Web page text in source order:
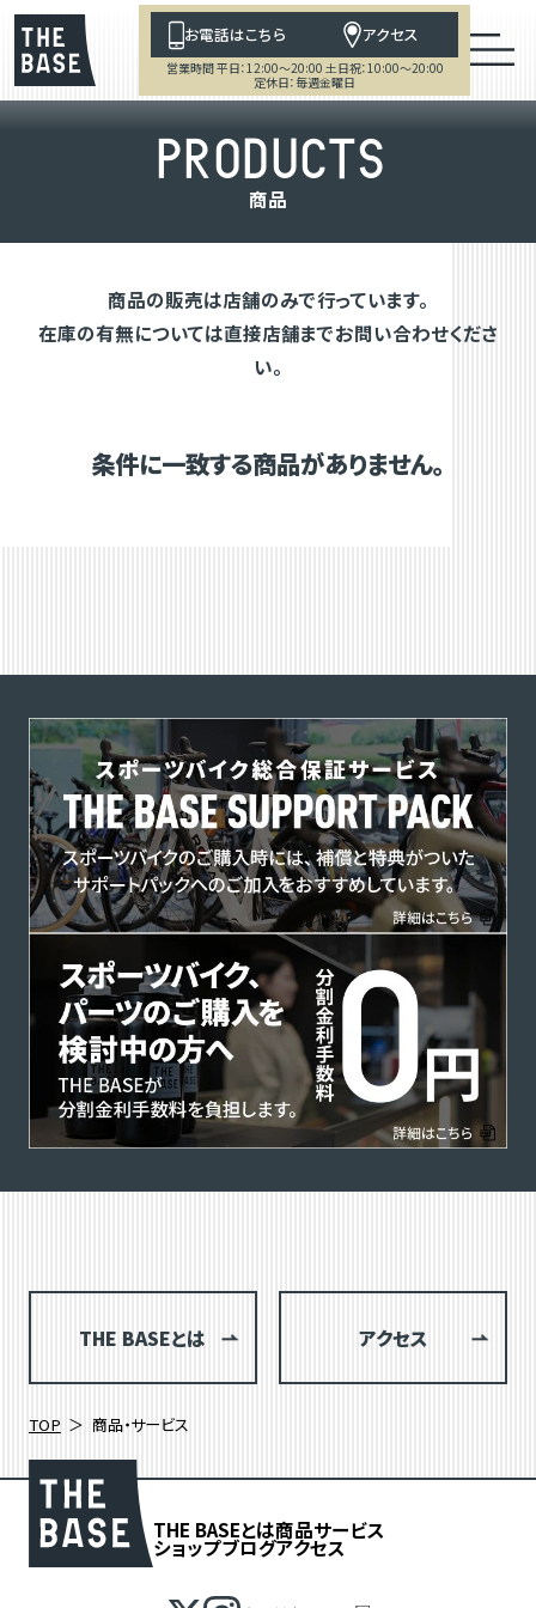
お電話はこちら アクセス
営業時間 平日：12:00～20:00 土日祝：10:00～20:00
定休日：毎週金曜日
PRODUCTS
商品
商品の販売は店舗のみで行っています。
在庫の有無については直接店舗までお問い合わせくださ
い。
条件に一致する商品がありません。
THE BASEとは アクセス
TOP 商品・サービス
THE BASEとは商品サービス
ショップブログアクセス